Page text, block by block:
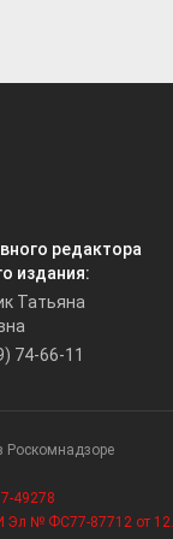
редактора
издания:
Татьяна
74-66-11
Роскомнадзоре
49278
Эл № ФС77-87712 от